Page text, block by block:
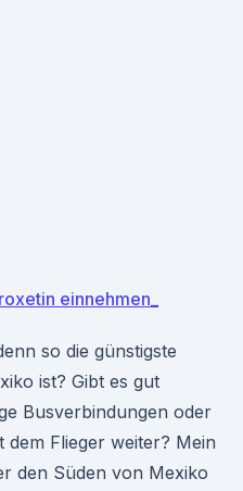
einnehmen_
so die günstigste
ist? Gibt es gut
Busverbindungen oder
Flieger weiter? Mein
den Süden von Mexiko